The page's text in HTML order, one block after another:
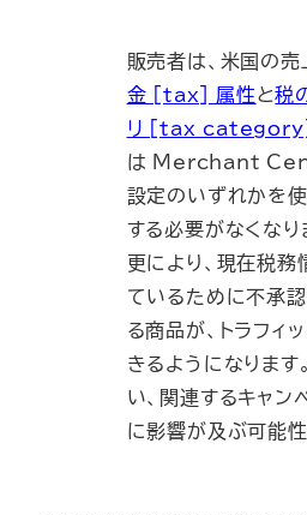
販売者は、米国の売
金 [tax] 属性と税
リ
は Merchant
設定のいずれかを使
する必要がなくなり
更により、現在税務
ているために不承
る商品が、トラフィ
きるようになります
い、関連するキャン
に影響が及ぶ可能性